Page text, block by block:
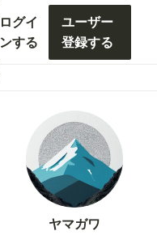
ログイ
ンする
ユーザー
登録する
ヤマガワ